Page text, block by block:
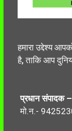
हमारा उद्देश्य
है, ताकि आप
प्रधान संपादक –
मो.न.-